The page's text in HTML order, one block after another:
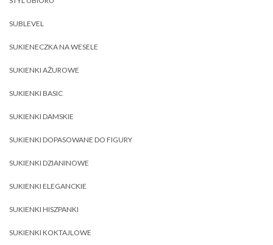
SUBLEVEL
SUKIENECZKA NA WESELE
SUKIENKI AŻUROWE
SUKIENKI BASIC
SUKIENKI DAMSKIE
SUKIENKI DOPASOWANE DO FIGURY
SUKIENKI DZIANINOWE
SUKIENKI ELEGANCKIE
SUKIENKI HISZPANKI
SUKIENKI KOKTAJLOWE